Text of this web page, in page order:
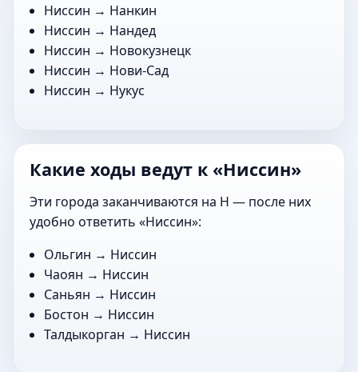
Ниссин → Нанкин
Ниссин → Нандед
Ниссин → Новокузнецк
Ниссин → Нови-Сад
Ниссин → Нукус
Какие ходы ведут к «Ниссин»
Эти города заканчиваются на Н — после них
удобно ответить «Ниссин»:
Ольгин → Ниссин
Чаоян → Ниссин
Саньян → Ниссин
Бостон → Ниссин
Талдыкорган → Ниссин